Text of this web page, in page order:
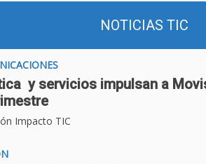
NOTICIAS TIC
y servicios impulsan a
Impacto TIC